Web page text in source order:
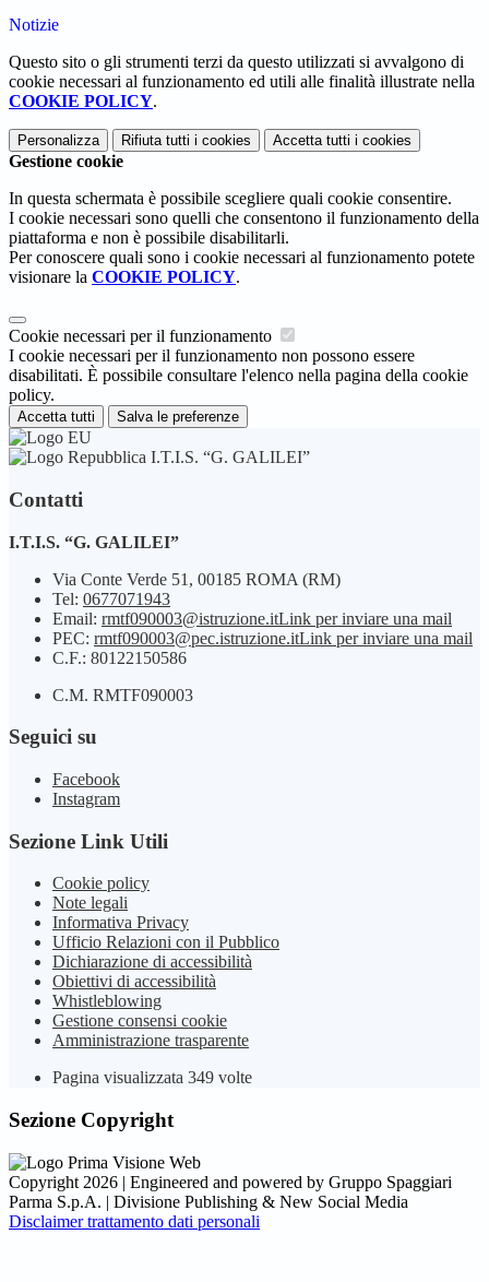
Notizie
Questo sito o gli strumenti terzi da questo utilizzati si avvalgono di
cookie necessari al funzionamento ed utili alle finalità illustrate nella
COOKIE POLICY.
Personalizza Rifiuta tutti i cookies Accetta tutti i cookies
Gestione cookie
In questa schermata è possibile scegliere quali cookie consentire.
I cookie necessari sono quelli che consentono il funzionamento della
piattaforma e non è possibile disabilitarli.
Per conoscere quali sono i cookie necessari al funzionamento potete
visionare la COOKIE POLICY.
Cookie necessari per il funzionamento
I cookie necessari per il funzionamento non possono essere
disabilitati. È possibile consultare l'elenco nella pagina della cookie
policy.
Accetta tutti Salva le preferenze
I.T.I.S. “G. GALILEI”
Contatti
I.T.I.S. “G. GALILEI”
Via Conte Verde 51, 00185 ROMA (RM)
Tel: 0677071943
Email: rmtf090003@istruzione.itLink per inviare una mail
PEC: rmtf090003@pec.istruzione.itLink per inviare una mail
C.F.: 80122150586
C.M. RMTF090003
Seguici su
Facebook
Instagram
Sezione Link Utili
Cookie policy
Note legali
Informativa Privacy
Ufficio Relazioni con il Pubblico
Dichiarazione di accessibilità
Obiettivi di accessibilità
Whistleblowing
Gestione consensi cookie
Amministrazione trasparente
Pagina visualizzata 349 volte
Sezione Copyright
Copyright 2026 | Engineered and powered by Gruppo Spaggiari
Parma S.p.A. | Divisione Publishing & New Social Media
Disclaimer trattamento dati personali